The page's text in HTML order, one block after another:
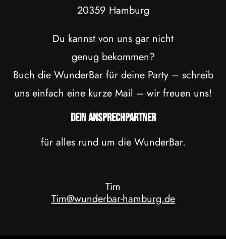
20359 Hamburg
Du kannst von uns gar nicht
genug bekommen?
Buch die WunderBar für deine Party – schreib
uns einfach eine kurze Mail – wir freuen uns!
Dein Ansprechpartner
für alles rund um die WunderBar.
Tim
Tim@wunderbar-hamburg.de